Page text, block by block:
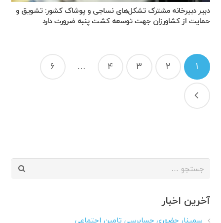
دبیر دبیرخانه مشترک تشکل‌های نساجی و پوشاک کشور: تشویق و
حمایت از کشاورزان جهت توسعه کشت پنبه ضرورت دارد
راهبری
نوشته‌ها
1
2
3
4
…
6
جستجو
آخرین اخبار
سمینار حضوری حسابرسی تامین اجتماعی